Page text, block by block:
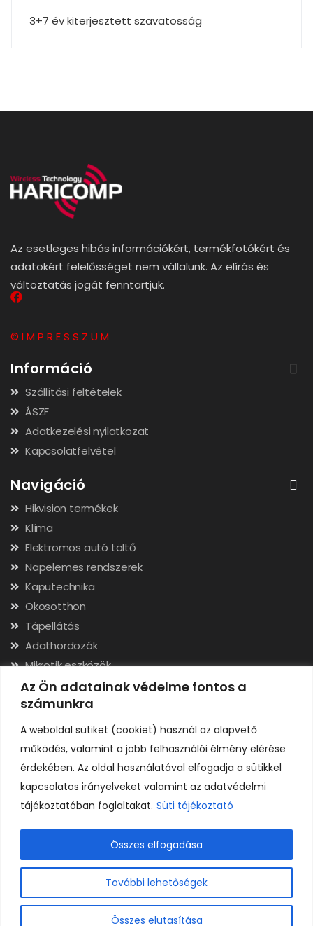
Az Ön adatainak védelme fontos a
számunkra
A weboldal sütiket (cookiet) használ az alapvető
működés, valamint a jobb felhasználói élmény elérése
érdekében. Az oldal használatával elfogadja a sütikkel
kapcsolatos irányelveket valamint az adatvédelmi
tájékoztatóban foglaltakat. Süti tájékoztató
További lehetőségek
Összes elutasítása
Összes elfogadása
3+7 év kiterjesztett szavatosság
Az esetleges hibás információkért, termékfotókért és
adatokért felelősséget nem vállalunk. Az elírás és
változtatás jogát fenntartjuk.
© I M P R E S S Z U M
Információ
Szállítási feltételek
ÁSZF
Adatkezelési nyilatkozat
Kapcsolatfelvétel
Navigáció
Hikvision termékek
Klíma
Elektromos autó töltő
Napelemes rendszerek
Kaputechnika
Okosotthon
Tápellátás
Adathordozók
Mikrotik eszközök
Hálózati kábelek, csatlakozók
Szerszámok
Elérhetőségek
Adószám: 24323257-2-02
Cégjegyzékszám: 02-09-079991
Bankszámla: 11731001-23136207